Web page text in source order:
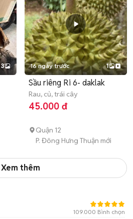
3 16 ngày trước 1
Sầu riêng Ri 6- daklak
Rau, củ, trái cây
45.000 đ
Quận 12
P. Đông Hưng Thuận mới
Xem thêm
109.000 Bình chọn